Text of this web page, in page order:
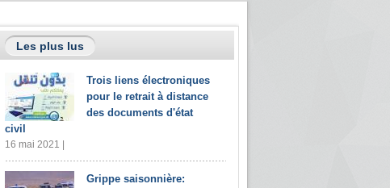
Les plus lus
Trois liens électroniques
pour le retrait à distance
des documents d'état
civil
16 mai 2021 |
Grippe saisonnière: